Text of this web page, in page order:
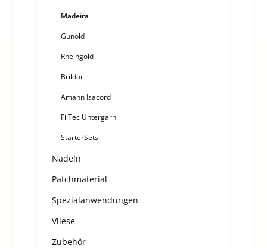
Madeira
Gunold
Rheingold
Brildor
Amann Isacord
FilTec Untergarn
StarterSets
Nadeln
Patchmaterial
Spezialanwendungen
Vliese
Zubehör